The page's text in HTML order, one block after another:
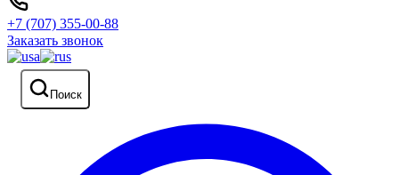
+7 (707) 355-00-88
Заказать звонок
Поиск